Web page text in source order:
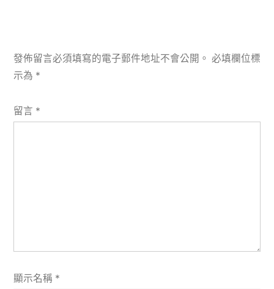
發佈留言必須填寫的電子郵件地址不會公開。 必填欄位標
示為 *
留言 *
顯示名稱 *